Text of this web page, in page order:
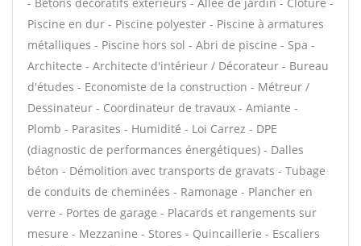
Piscine en dur - Piscine polyester - Piscine à armatures
métalliques - Piscine hors sol - Abri de piscine - Spa -
Architecte - Architecte d'intérieur / Décorateur - Bureau
d'études - Economiste de la construction - Métreur /
Dessinateur - Coordinateur de travaux - Amiante -
Plomb - Parasites - Humidité - Loi Carrez - DPE
(diagnostic de performances énergétiques) - Dalles
béton - Démolition avec transports de gravats - Tubage
de conduits de cheminées - Ramonage - Plancher en
verre - Portes de garage - Placards et rangements sur
mesure - Mezzanine - Stores - Quincaillerie - Escaliers